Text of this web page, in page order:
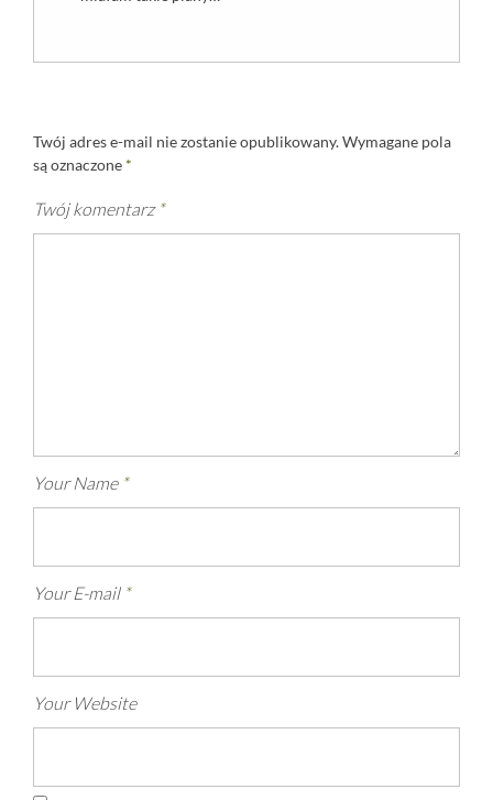
Twój adres e-mail nie zostanie opublikowany.Wymagane pola
są oznaczone *
Twój komentarz *
Your Name *
Your E-mail *
Your Website